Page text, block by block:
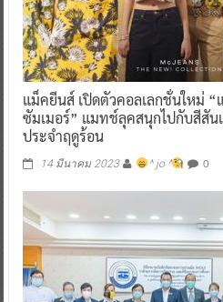
แม็คยีนส์ เปิดตัวคอลเลกชั่นใหม่
ซัมเมอร์” แมทช์ลุคสนุกไปกับสีสั
ประจำฤดูร้อน
14 มีนาคม 2023 ^ jo ^ 0